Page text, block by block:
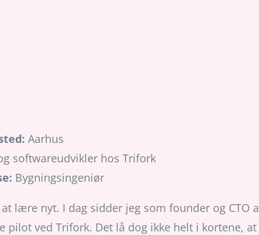
Aarhus
softwareudvikler hos Trifork
Bygningsingeniør
lære nyt. I dag sidder jeg som founder og CTO
pilot ved Trifork. Det lå dog ikke helt i kortene,